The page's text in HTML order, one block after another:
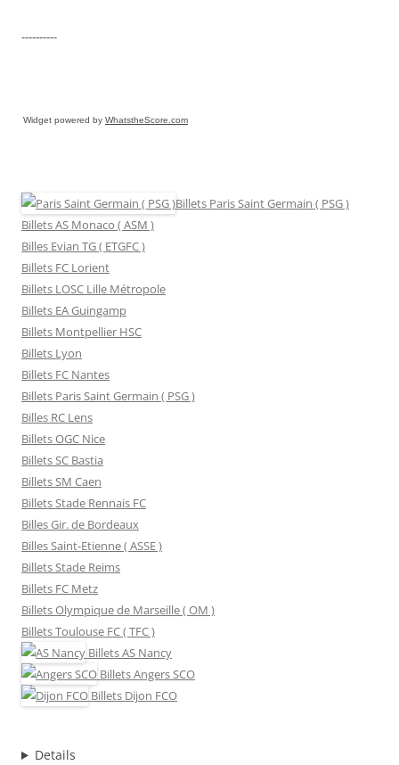
----------
Widget powered by WhatstheScore.com
Billets Paris Saint Germain ( PSG )
Billets AS Monaco ( ASM )
Billes Evian TG ( ETGFC )
Billets FC Lorient
Billets LOSC Lille Métropole
Billets EA Guingamp
Billets Montpellier HSC
Billets Lyon
Billets FC Nantes
Billets Paris Saint Germain ( PSG )
Billes RC Lens
Billets OGC Nice
Billets SC Bastia
Billets SM Caen
Billets Stade Rennais FC
Billes Gir. de Bordeaux
Billes Saint-Etienne ( ASSE )
Billets Stade Reims
Billets FC Metz
Billets Olympique de Marseille ( OM )
Billets Toulouse FC ( TFC )
BilletsAS Nancy
BilletsAngers SCO
Billets Dijon FCO
Details